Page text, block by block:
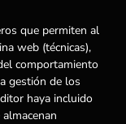
que permiten al
web (técnicas),
comportamiento
gestión de los
haya incluido